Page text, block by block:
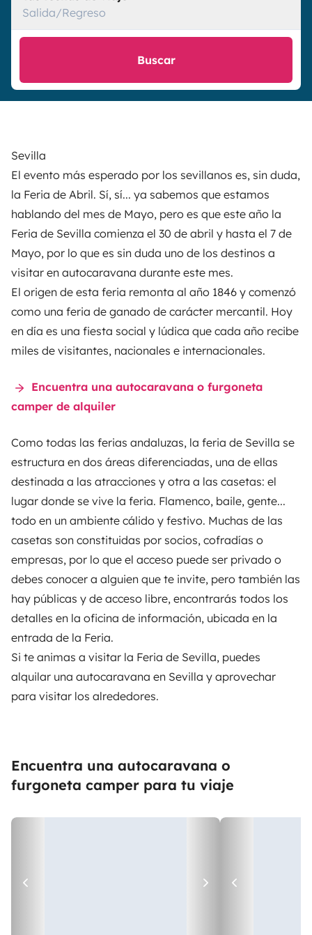
Salida/Regreso
Buscar
Sevilla
El evento más esperado por los sevillanos es, sin duda,
la Feria de Abril. Sí, sí... ya sabemos que estamos
hablando del mes de Mayo, pero es que este año la
Feria de Sevilla comienza el 30 de abril y hasta el 7 de
Mayo, por lo que es sin duda uno de los destinos a
visitar en autocaravana durante este mes.
El origen de esta feria remonta al año 1846 y comenzó
como una feria de ganado de carácter mercantil. Hoy
en día es una fiesta social y lúdica que cada año recibe
miles de visitantes, nacionales e internacionales.
Encuentra una autocaravana o furgoneta
camper de alquiler
Como todas las ferias andaluzas, la feria de Sevilla se
estructura en dos áreas diferenciadas, una de ellas
destinada a las atracciones y otra a las casetas: el
lugar donde se vive la feria. Flamenco, baile, gente...
todo en un ambiente cálido y festivo. Muchas de las
casetas son constituidas por socios, cofradías o
empresas, por lo que el acceso puede ser privado o
debes conocer a alguien que te invite, pero también las
hay públicas y de acceso libre, encontrarás todos los
detalles en la oficina de información, ubicada en la
entrada de la Feria.
Si te animas a visitar la Feria de Sevilla, puedes
alquilar una autocaravana en Sevilla y aprovechar
para visitar los alrededores.
Encuentra una autocaravana o
furgoneta camper para tu viaje